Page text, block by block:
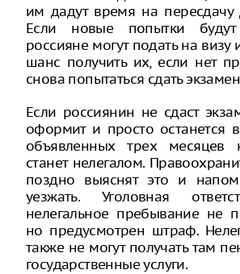
им дадут время на
Если новые попытки будут
россияне могут подать на
шанс получить их, если нет
снова попытаться сдать
Если россиянин не сдаст
оформит и просто останется
объявленных трех
станет нелегалом.
поздно выяснят это и
уезжать. Уголовная
нелегальное пребывание не
но предусмотрен штраф.
также не могут получать там
государственные услуги.